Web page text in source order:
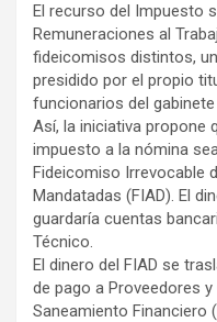
El recurso del Impuesto
Remuneraciones al
fideicomisos distintos,
presidido por el propio
funcionarios del
Así, la iniciativa propone
impuesto a la nómina
Fideicomiso Irrevocable
Mandatadas (FIAD). El
guardaría cuentas
Técnico.
El dinero del FIAD se
de pago a Proveedores
Saneamiento Financiero